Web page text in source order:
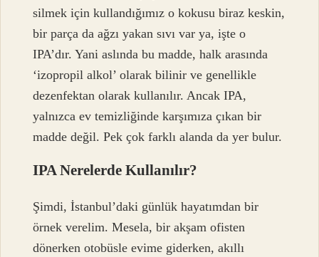
silmek için kullandığımız o kokusu biraz keskin,
bir parça da ağzı yakan sıvı var ya, işte o
IPA’dır. Yani aslında bu madde, halk arasında
‘izopropil alkol’ olarak bilinir ve genellikle
dezenfektan olarak kullanılır. Ancak IPA,
yalnızca ev temizliğinde karşımıza çıkan bir
madde değil. Pek çok farklı alanda da yer bulur.
IPA Nerelerde Kullanılır?
Şimdi, İstanbul’daki günlük hayatımdan bir
örnek verelim. Mesela, bir akşam ofisten
dönerken otobüsle evime giderken, akıllı